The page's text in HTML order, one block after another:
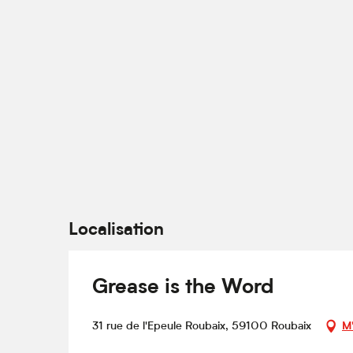
Localisation
Grease is the Word
31 rue de l'Epeule Roubaix, 59100 Roubaix